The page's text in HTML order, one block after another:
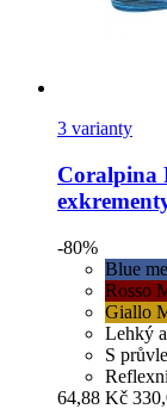
3 varianty
Coralpina
-80%
Blue
Rosso
Giallo
Lehký
S
64,88 Kč